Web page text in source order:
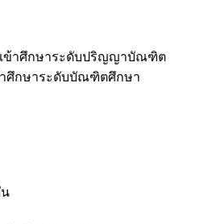
ข้าศึกษาระดับปริญญาบัณฑิต
ศึกษาระดับบัณฑิตศึกษา